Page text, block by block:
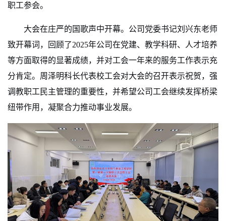
职工参会。
大会在庄严的国歌声中开幕。公司党委书记刘兴东老师
致开幕词，回顾了2025年公司在党建、教学科研、人才培养
等方面取得的显著成绩，并对工会一年来的服务工作表示充
分肯定。周泽明科长代表校工会对大会的召开表示祝贺，强
调教职工民主管理的重要性，并希望公司工会继续发挥桥梁
纽带作用，凝聚合力推动事业发展。